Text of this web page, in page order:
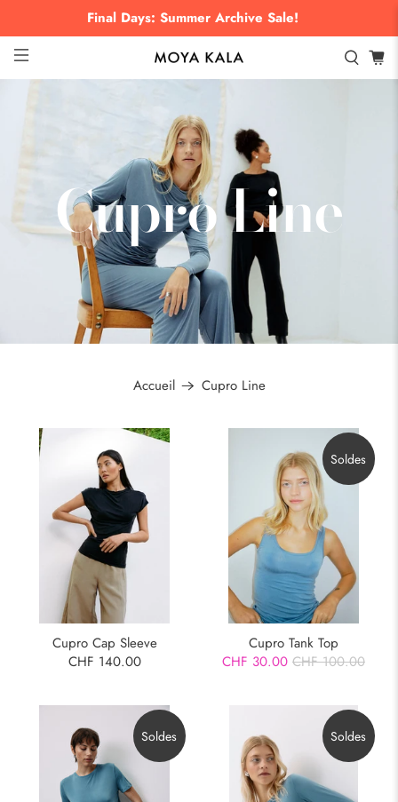
Final Days: Summer Archive Sale!
Cupro Line
Accueil Cupro Line
Cupro Cap Sleeve
CHF 140.00
Soldes
Cupro Tank Top
CHF 30.00 CHF 100.00
Soldes Soldes